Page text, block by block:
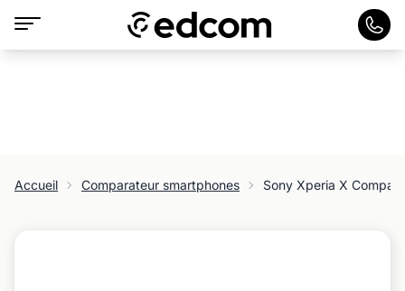
Accueil Comparateur smartphones Sony Xperia X Compact